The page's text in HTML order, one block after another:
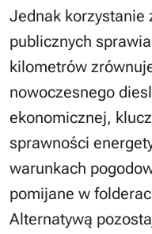
Jednak korzystanie
publicznych
kilometrów
nowoczesnego
ekonomicznej,
sprawności
warunkach
pomijane w
Alternatywą